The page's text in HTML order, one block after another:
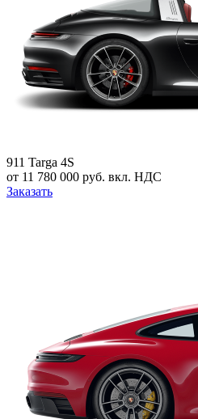
911 Targa 4S
от 11 780 000 руб. вкл. НДС
Заказать